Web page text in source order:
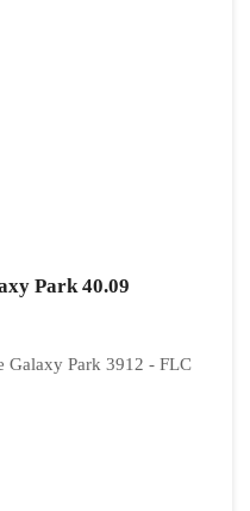
Park 40.09
Galaxy Park 3912 - FLC